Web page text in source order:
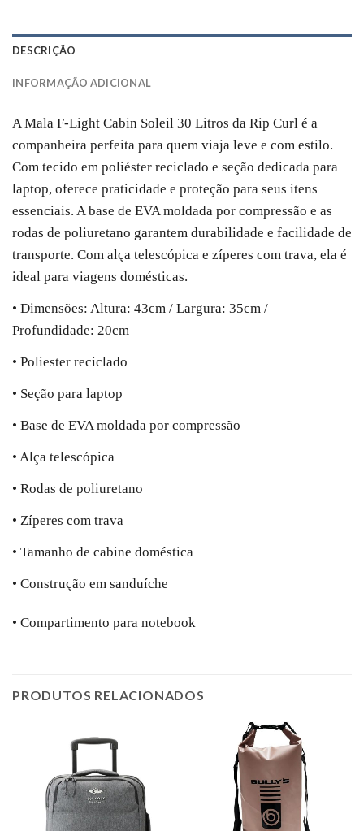
DESCRIÇÃO
INFORMAÇÃO ADICIONAL
A Mala F-Light Cabin Soleil 30 Litros da Rip Curl é a
companheira perfeita para quem viaja leve e com estilo.
Com tecido em poliéster reciclado e seção dedicada para
laptop, oferece praticidade e proteção para seus itens
essenciais. A base de EVA moldada por compressão e as
rodas de poliuretano garantem durabilidade e facilidade de
transporte. Com alça telescópica e zíperes com trava, ela é
ideal para viagens domésticas.
• Dimensões: Altura: 43cm / Largura: 35cm /
Profundidade: 20cm
• Poliester reciclado
• Seção para laptop
• Base de EVA moldada por compressão
• Alça telescópica
• Rodas de poliuretano
• Zíperes com trava
• Tamanho de cabine doméstica
• Construção em sanduíche
• Compartimento para notebook
PRODUTOS RELACIONADOS